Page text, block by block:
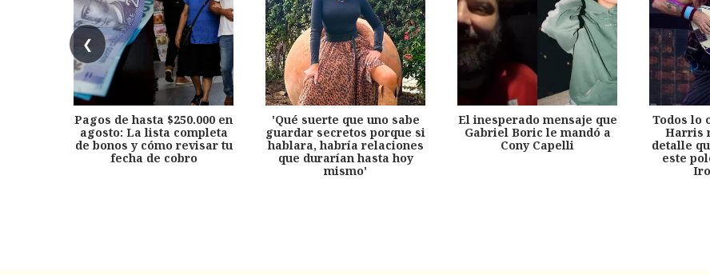
❮
Pagos de hasta $250.000 en
agosto: La lista completa
de bonos y cómo revisar tu
fecha de cobro
'Qué suerte que uno sabe
guardar secretos porque si
hablara, habría relaciones
que durarían hasta hoy
mismo'
El inesperado mensaje que
Gabriel Boric le mandó a
Cony Capelli
Todos lo
Harris
detalle
este